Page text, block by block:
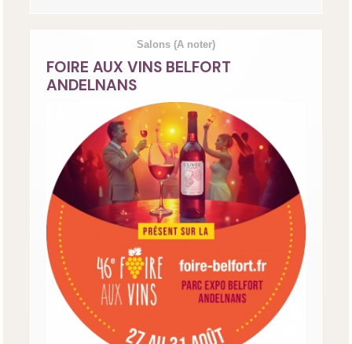
Salons (A noter)
FOIRE AUX VINS BELFORT
ANDELNANS